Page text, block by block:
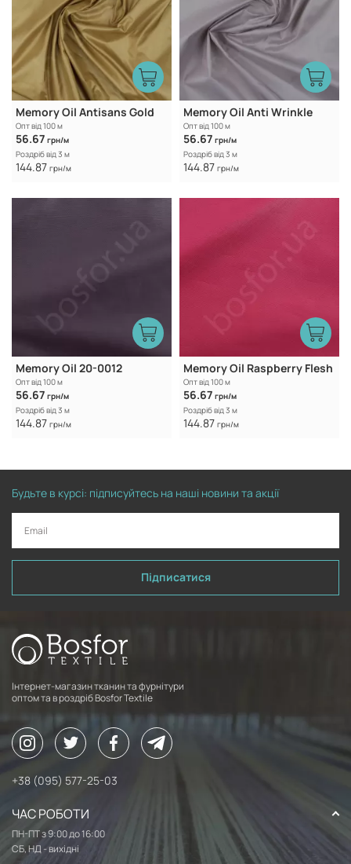
Memory Oil Antisans Gold
Опт від 100 м
56.67 грн/м
Роздріб від 3 м
144.87 грн/м
Memory Oil Anti Wrinkle
Опт від 100 м
56.67 грн/м
Роздріб від 3 м
144.87 грн/м
Memory Oil 20-0012
Опт від 100 м
56.67 грн/м
Роздріб від 3 м
144.87 грн/м
Memory Oil Raspberry Flesh
Опт від 100 м
56.67 грн/м
Роздріб від 3 м
144.87 грн/м
Будьте в курсі: підписуйтесь на наші новини та акції
Підписатися
Інтернет-магазин тканин та фурнітури
оптом та в роздріб Bosfor Textile
+38 (095) 577-25-03
ЧАС РОБОТИ
ПН-ПТ з 9:00 до 16:00
СБ, НД - вихідні